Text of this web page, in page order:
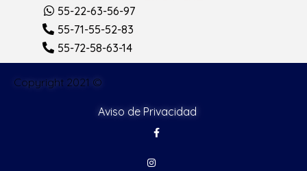
55-22-63-56-97
55-71-55-52-83
55-72-58-63-14
Copyright 2021 ©
Aviso de Privacidad